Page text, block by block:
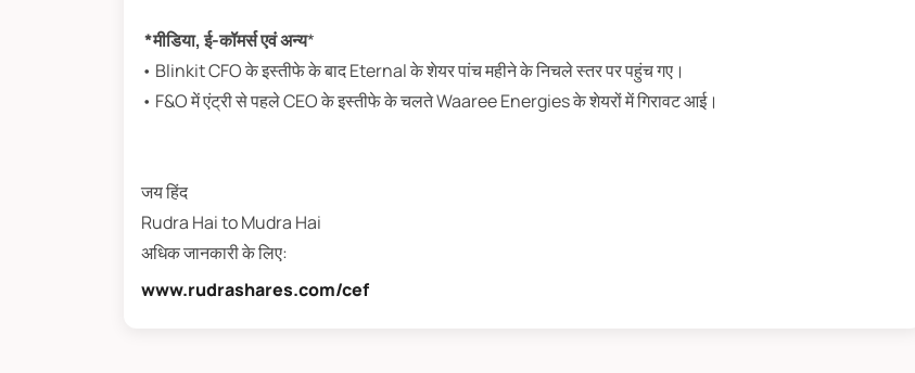
*मीडिया, ई-कॉमर्स एवं अन्य*
• Blinkit CFO के इस्तीफे के बाद Eternal के शेयर पांच महीने के निचले स्तर पर पहुंच गए।
• F&O में एंट्री से पहले CEO के इस्तीफे के चलते Waaree Energies के शेयरों में गिरावट आई।
जय हिंद
Rudra Hai to Mudra Hai
अधिक जानकारी के लिए:
www.rudrashares.com/cef